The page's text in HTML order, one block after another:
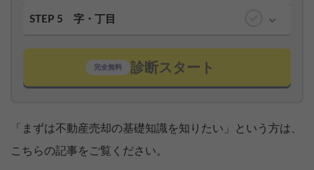
STEP 5 字・丁目
完全無料 診断スタート
「まずは不動産売却の基礎知識を知りたい」という方は、
こちらの記事をご覧ください。